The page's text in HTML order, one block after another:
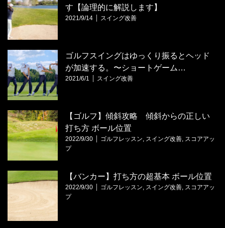
す【論理的に解説します】
2021/9/14 スイング改善
ゴルフスイングはゆっくり振るとヘッド
が加速する。〜ショートゲーム…
2021/6/1 スイング改善
【ゴルフ】傾斜攻略 傾斜からの正しい
打ち方 ボール位置
2022/9/30 ゴルフレッスン スイング改善 スコアアッ
プ
【バンカー】打ち方の超基本 ボール位置
2022/9/30 ゴルフレッスン スイング改善 スコアアッ
プ